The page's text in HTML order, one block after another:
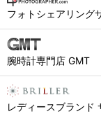
フォトシェアリング
腕時計専門店 GMT
レディースブランド